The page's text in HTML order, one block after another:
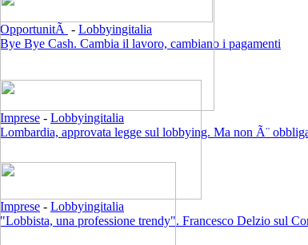
OpportunitÃ - Lobbyingitalia
Bye Bye Cash. Cambia il lavoro, cambiano i pagamenti
Imprese - Lobbyingitalia
Lombardia, approvata legge sul lobbying. Ma non Ã¨
Imprese - Lobbyingitalia
"Lobbista, una professione trendy". Francesco Delzio sul